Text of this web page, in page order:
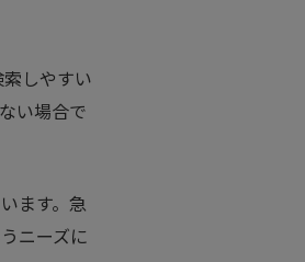
しやすい
い場合で
ます。急
ニーズに